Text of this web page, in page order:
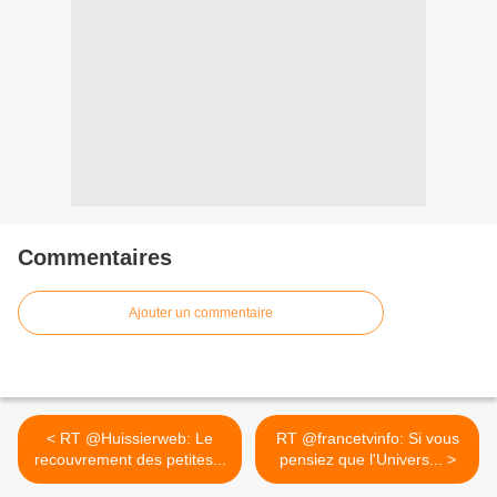
Commentaires
Ajouter un commentaire
< RT @Huissierweb: Le
recouvrement des petites...
RT @francetvinfo: Si vous
pensiez que l'Univers... >